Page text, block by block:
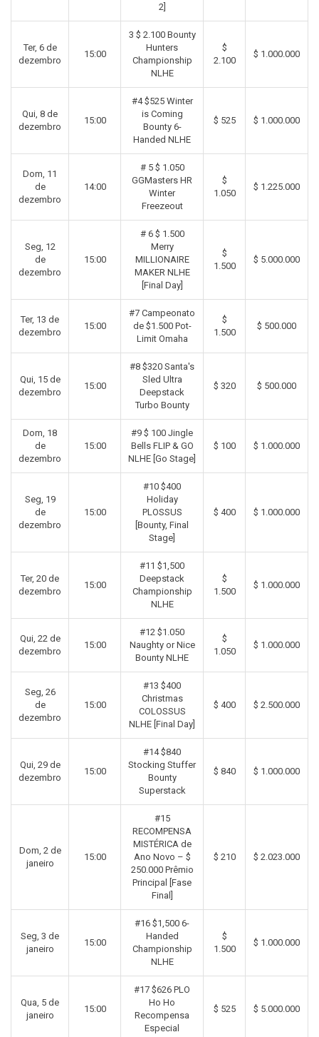
2]
Ter, 6 de
dezembro
15:00
3 $ 2.100 Bounty
Hunters
Championship
NLHE
$
2.100
$ 1.000.000
Qui, 8 de
dezembro
15:00
#4 $525 Winter
is Coming
Bounty 6-
Handed NLHE
$ 525 $ 1.000.000
Dom, 11
de
dezembro
14:00
# 5 $ 1.050
GGMasters HR
Winter
Freezeout
$
1.050
$ 1.225.000
Seg, 12
de
dezembro
15:00
# 6 $ 1.500
Merry
MILLIONAIRE
MAKER NLHE
[Final Day]
$
1.500
$ 5.000.000
Ter, 13 de
dezembro
15:00
#7 Campeonato
de $1.500 Pot-
Limit Omaha
$
1.500
$ 500.000
Qui, 15 de
dezembro
15:00
#8 $320 Santa's
Sled Ultra
Deepstack
Turbo Bounty
$ 320 $ 500.000
Dom, 18
de
dezembro
15:00
#9 $ 100 Jingle
Bells FLIP & GO
NLHE [Go Stage]
$ 100 $ 1.000.000
Seg, 19
de
dezembro
15:00
#10 $400
Holiday
PLOSSUS
[Bounty, Final
Stage]
$ 400 $ 1.000.000
Ter, 20 de
dezembro
15:00
#11 $1,500
Deepstack
Championship
NLHE
$
1.500
$ 1.000.000
Qui, 22 de
dezembro
15:00
#12 $1.050
Naughty or Nice
Bounty NLHE
$
1.050
$ 1.000.000
Seg, 26
de
dezembro
15:00
#13 $400
Christmas
COLOSSUS
NLHE [Final Day]
$ 400 $ 2.500.000
Qui, 29 de
dezembro
15:00
#14 $840
Stocking Stuffer
Bounty
Superstack
$ 840 $ 1.000.000
Dom, 2 de
janeiro
15:00
#15
RECOMPENSA
MISTÉRICA de
Ano Novo – $
250.000 Prêmio
Principal [Fase
Final]
$ 210 $ 2.023.000
Seg, 3 de
janeiro
15:00
#16 $1,500 6-
Handed
Championship
NLHE
$
1.500
$ 1.000.000
Qua, 5 de
janeiro
15:00
#17 $626 PLO
Ho Ho
Recompensa
Especial
$ 525 $ 5.000.000